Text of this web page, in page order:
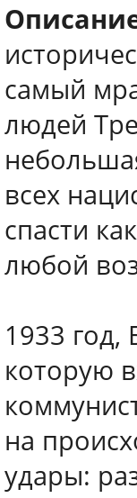
самый
людей
всех
спасти
любой
1933
которую
на
удары: